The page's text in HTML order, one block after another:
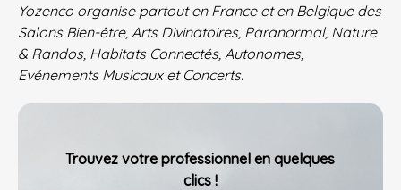
Yozenco organise partout en France et en Belgique des
Salons Bien-être, Arts Divinatoires, Paranormal, Nature
& Randos, Habitats Connectés, Autonomes,
Evénements Musicaux et Concerts.
Trouvez votre professionnel en quelques
clics !